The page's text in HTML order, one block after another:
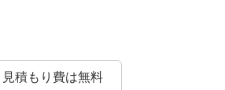
積もり費は無料